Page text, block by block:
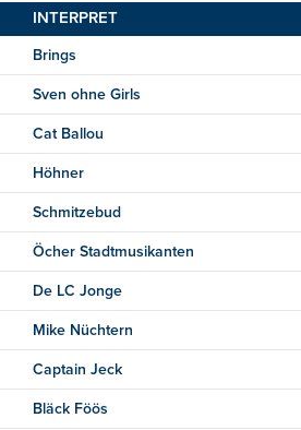
INTERPRET
Brings
Sven ohne Girls
Cat Ballou
Höhner
Schmitzebud
Öcher Stadtmusikanten
De LC Jonge
Mike Nüchtern
Captain Jeck
Bläck Föös